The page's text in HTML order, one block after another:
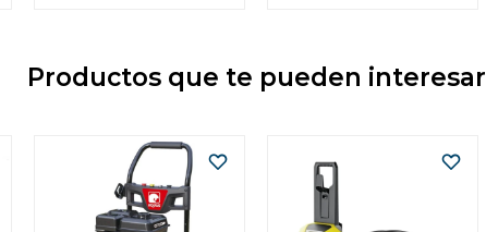
Productos que te pueden interesar